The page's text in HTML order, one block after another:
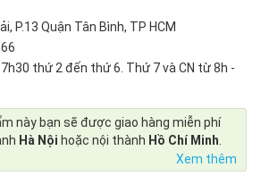
P.13 Quận Tân Bình, TP HCM
thứ 2 đến thứ 6. Thứ 7 và CN từ 8h -
này bạn sẽ được giao hàng miễn phí
Hà Nội hoặc nội thành Hồ Chí Minh.
Xem thêm